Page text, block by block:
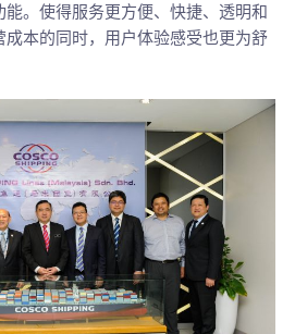
。使得服务更方便、快捷、透明和
本的同时，用户体验感受也更为舒